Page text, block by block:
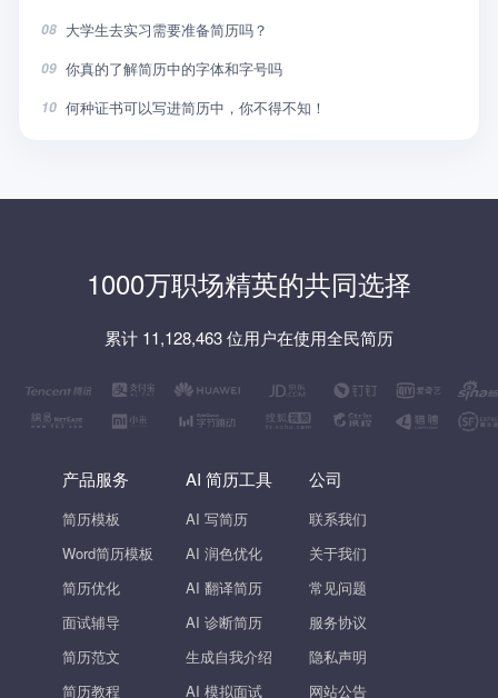
08 大学生去实习需要准备简历吗？
09 你真的了解简历中的字体和字号吗
10 何种证书可以写进简历中，你不得不知！
1000万职场精英的共同选择
累计 11,128,463 位用户在使用全民简历
产品服务
简历模板
Word简历模板
简历优化
面试辅导
简历范文
简历教程
AI 简历工具
AI 写简历
AI 润色优化
AI 翻译简历
AI 诊断简历
生成自我介绍
AI 模拟面试
公司
联系我们
关于我们
常见问题
服务协议
隐私声明
网站公告